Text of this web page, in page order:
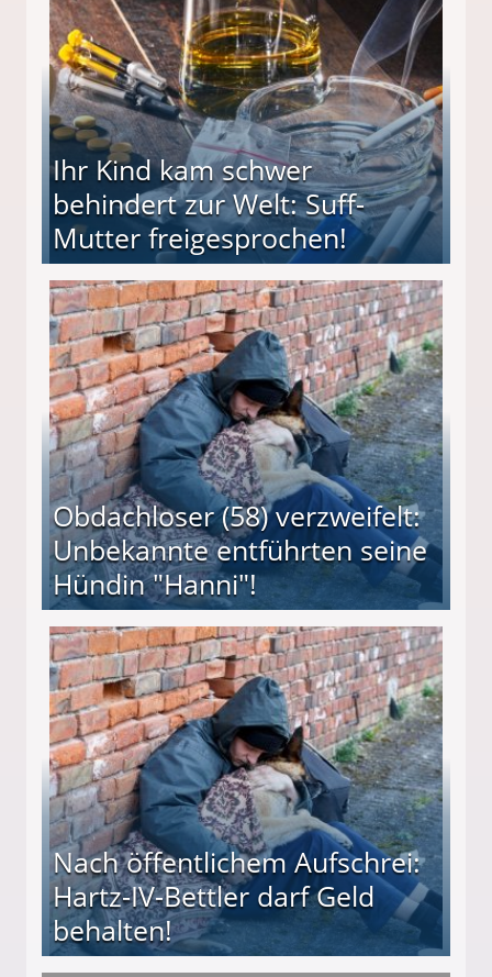
Ihr Kind kam schwer
behindert zur Welt: Suff-
Mutter freigesprochen!
Mutter freigesprochen!
Obdachloser (58) verzweifelt:
Unbekannte entführten seine
Hündin "Hanni"!
entführten seine Hündin "Hanni"!
Nach öffentlichem Aufschrei:
Hartz-IV-Bettler darf Geld
behalten!